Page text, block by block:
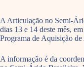
A Articulação no Semi-
dias 13 e 14 deste mês,
Programa de Aquisição
A informação é da